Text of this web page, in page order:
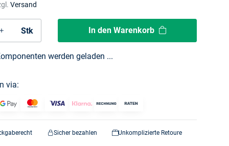
Versand
Stk In den Warenkorb
werden geladen ...
via:
Sicher bezahlen Unkomplizierte Retoure